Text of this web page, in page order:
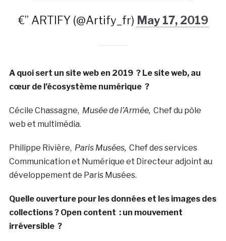
€” ARTIFY (@Artify_fr) May 17, 2019
A quoi sert un site web en 2019 ? Le site web, au
cœur de l’écosystème numérique ?
Cécile Chassagne, Musée de l’Armée, Chef du pôle
web et multimédia.
Philippe Rivière, Paris Musées,Chef des services
Communication et Numérique et Directeur adjoint au
développement de Paris Musées.
Quelle ouverture pour les données et les images des
collections ? Open content : un mouvement
irréversible ?